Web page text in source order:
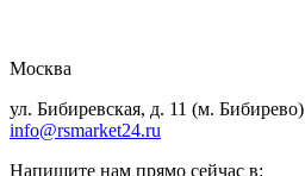
Москва
ул. Бибиревская, д. 11 (м. Бибирево)
info@rsmarket24.ru
Напишите нам прямо сейчас в: